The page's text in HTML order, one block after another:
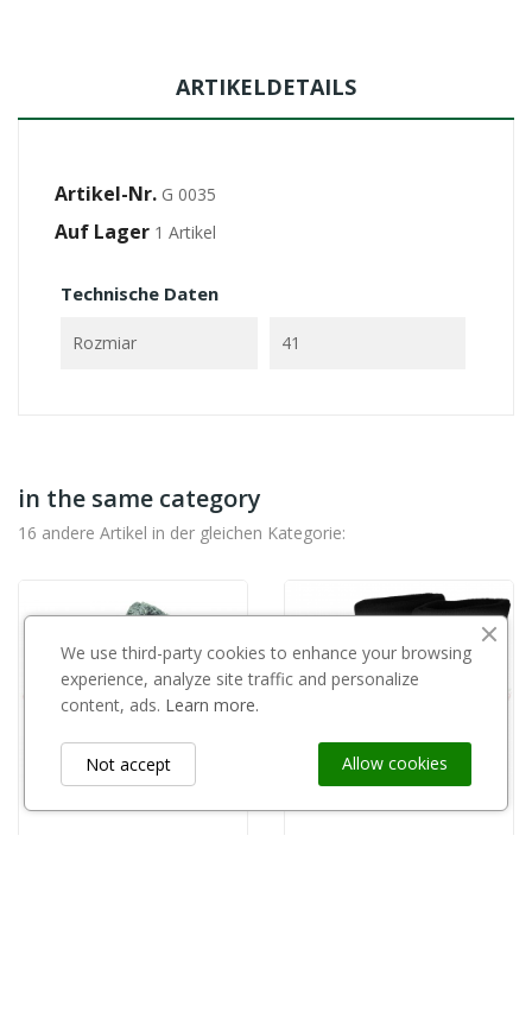
ARTIKELDETAILS
Artikel-Nr. G 0035
Auf Lager 1 Artikel
Technische Daten
Rozmiar 41
in the same category
16 andere Artikel in der gleichen Kategorie:
We use third-party cookies to enhance your browsing
experience, analyze site traffic and personalize
content, ads. Learn more.
Allow cookies
Not accept